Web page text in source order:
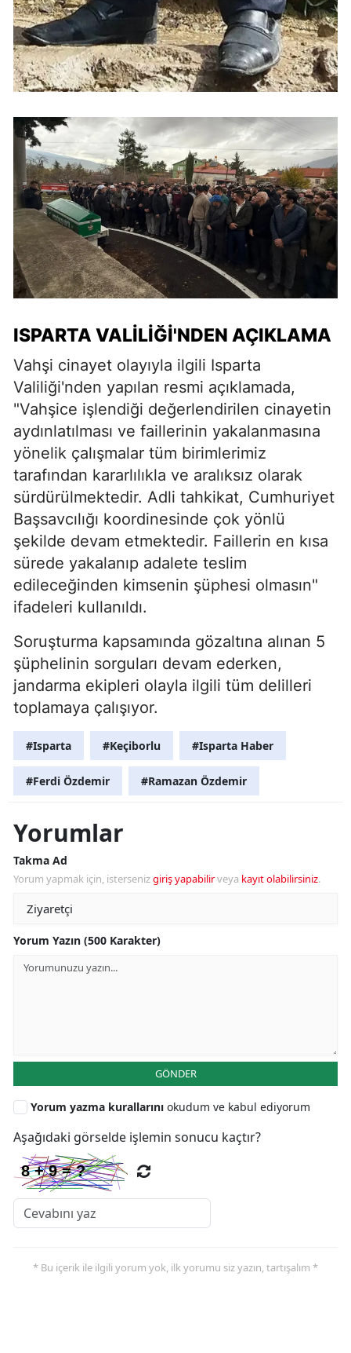
ISPARTA VALILIĞI'NDEN AÇIKLAMA
Vahşi cinayet olayıyla ilgili Isparta
Valiliği'nden yapılan resmi açıklamada,
"Vahşice işlendiği değerlendirilen cinayetin
aydınlatılması ve faillerinin yakalanmasına
yönelik çalışmalar tüm birimlerimiz
tarafından kararlılıkla ve aralıksız olarak
sürdürülmektedir. Adli tahkikat, Cumhuriyet
Başsavcılığı koordinesinde çok yönlü
şekilde devam etmektedir. Faillerin en kısa
sürede yakalanıp adalete teslim
edileceğinden kimsenin şüphesi olmasın"
ifadeleri kullanıldı.
Soruşturma kapsamında gözaltına alınan 5
şüphelinin sorguları devam ederken,
jandarma ekipleri olayla ilgili tüm delilleri
toplamaya çalışıyor.
#Isparta #Keçiborlu #Isparta Haber
#Ferdi Özdemir #Ramazan Özdemir
Yorumlar
Takma Ad
Yorum yapmak için, istersenizgiriş yapabilirveya kayıt olabilirsiniz.
Yorum Yazın (500 Karakter)
GÖNDER
Yorum yazma kurallarını okudum ve kabul ediyorum
Aşağıdaki görselde işlemin sonucu kaçtır?
* Bu içerik ile ilgili yorum yok, ilk yorumu siz yazın, tartışalım *